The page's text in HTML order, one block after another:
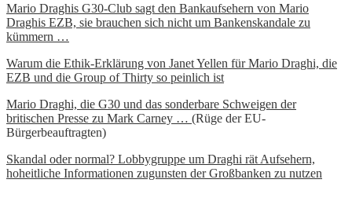
Mario Draghis G30-Club sagt den Bankaufsehern von Mario
Draghis EZB, sie brauchen sich nicht um Bankenskandale zu
kümmern …
Warum die Ethik-Erklärung von Janet Yellen für Mario Draghi, die
EZB und die Group of Thirty so peinlich ist
Mario Draghi, die G30 und das sonderbare Schweigen der
britischen Presse zu Mark Carney … (Rüge der EU-
Bürgerbeauftragten)
Skandal oder normal? Lobbygruppe um Draghi rät Aufsehern,
hoheitliche Informationen zugunsten der Großbanken zu nutzen